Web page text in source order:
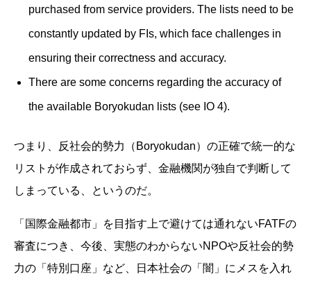
purchased from service providers. The lists need to be
constantly updated by FIs, which face challenges in
ensuring their correctness and accuracy.
There are some concerns regarding the accuracy of
the available Boryokudan lists (see IO 4).
つまり、反社会的勢力（Boryokudan）の正確で統一的な
リストが作成されておらず、金融機関が独自で判断して
しまっている、というのだ。
「国際金融都市」を目指す上で避けては通れないFATFの
審査につき、今後、実態のわからないNPOや反社会的勢
力の「特別口座」など、日本社会の「闇」にメスを入れ